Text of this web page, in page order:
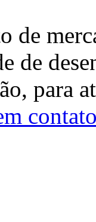
de
de
para